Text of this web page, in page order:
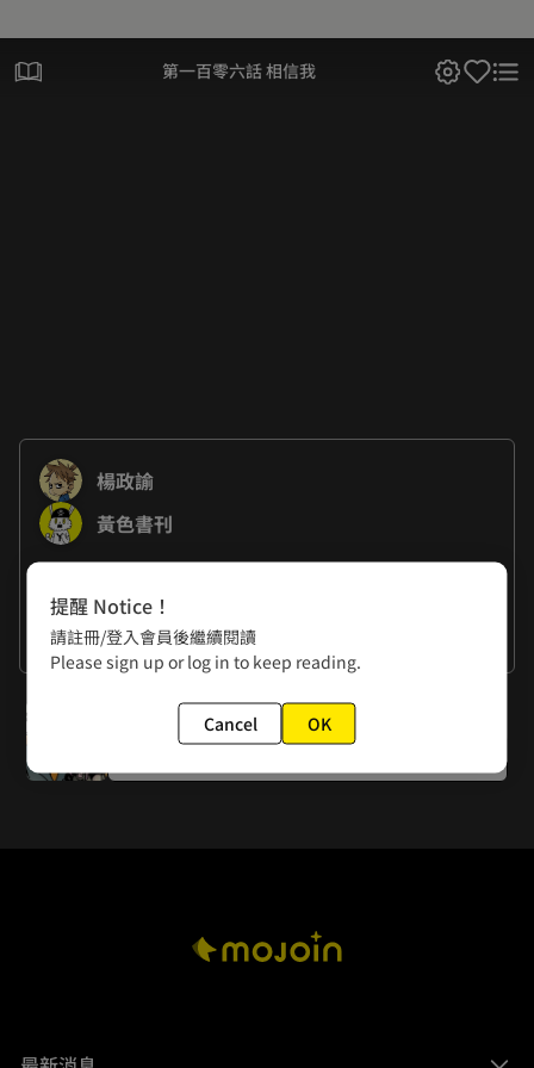
第一百零六話 相信我
楊政諭
黃色書刊
楊政諭：這回作者的話，我大概想了一個小時。
黃色書刊：這回作者的話，我等了政諭老師想了一個小時。
看更多
提醒 Notice！
請註冊/登入會員後繼續閱讀
Please sign up or log in to keep reading.
Cancel OK